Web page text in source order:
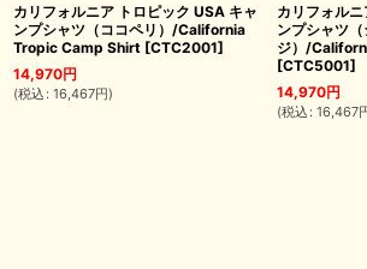
カリフォルニア トロピック USA キャ
ンプシャツ（ココペリ）/California
Tropic Camp Shirt [CTC2001]
14,970円
(税込 : 16,467円)
カリフォル
ンプシャツ
ジ）/
[CTC5001]
14,970円
(税込 : 16,467